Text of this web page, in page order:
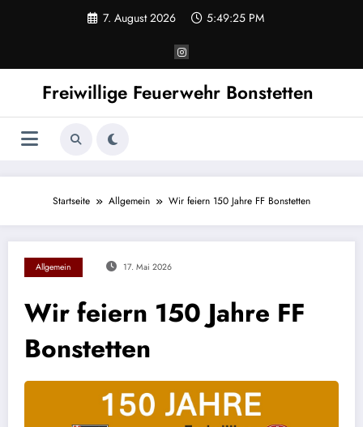
7. August 2026 5:49:25 PM
Freiwillige Feuerwehr Bonstetten
Startseite Allgemein Wir feiern 150 Jahre FF Bonstetten
Allgemein 17. Mai 2026
Wir feiern 150 Jahre FF
Bonstetten